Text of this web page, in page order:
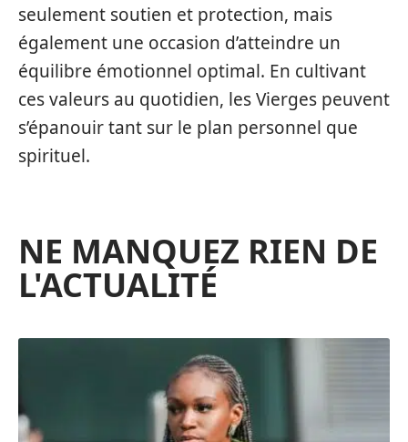
seulement soutien et protection, mais
également une occasion d’atteindre un
équilibre émotionnel optimal. En cultivant
ces valeurs au quotidien, les Vierges peuvent
s’épanouir tant sur le plan personnel que
spirituel.
NE MANQUEZ RIEN DE
L'ACTUALITÉ